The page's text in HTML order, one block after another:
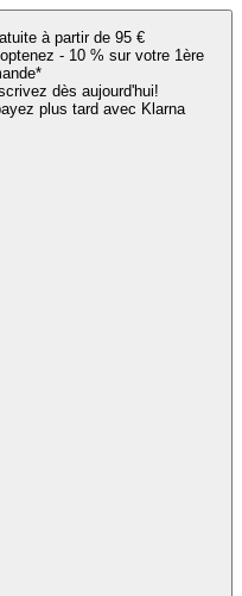
à partir de 95 €
- 10 % sur votre 1ère
dès aujourd'hui!
plus tard avec Klarna